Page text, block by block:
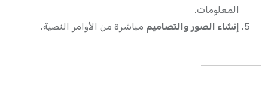
المعلومات.
إنشاء الصور والتصاميم مباشرة من الأوامر النصية.